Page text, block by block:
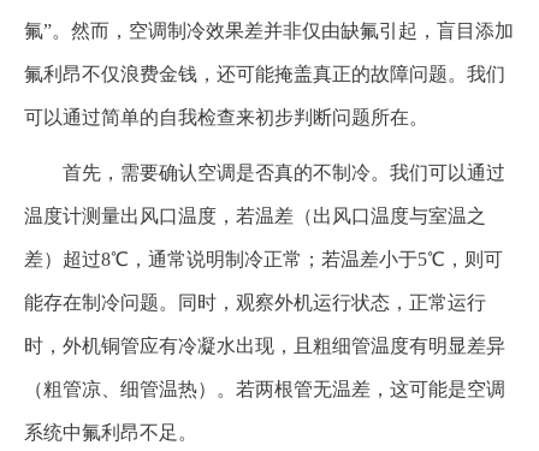
氟”。然而，空调制冷效果差并非仅由缺氟引起，盲目添加
氟利昂不仅浪费金钱，还可能掩盖真正的故障问题。我们
可以通过简单的自我检查来初步判断问题所在。
首先，需要确认空调是否真的不制冷。我们可以通过
温度计测量出风口温度，若温差（出风口温度与室温之
差）超过8℃，通常说明制冷正常；若温差小于5℃，则可
能存在制冷问题。同时，观察外机运行状态，正常运行
时，外机铜管应有冷凝水出现，且粗细管温度有明显差异
（粗管凉、细管温热）。若两根管无温差，这可能是空调
系统中氟利昂不足。